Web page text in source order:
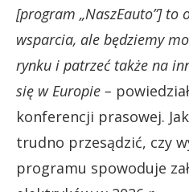
[program „NaszEauto”] to
wsparcia, ale będziemy
rynku i patrzeć także na
się w Europie –
konferencji prasowej.
trudno przesądzić, czy
programu spowoduje